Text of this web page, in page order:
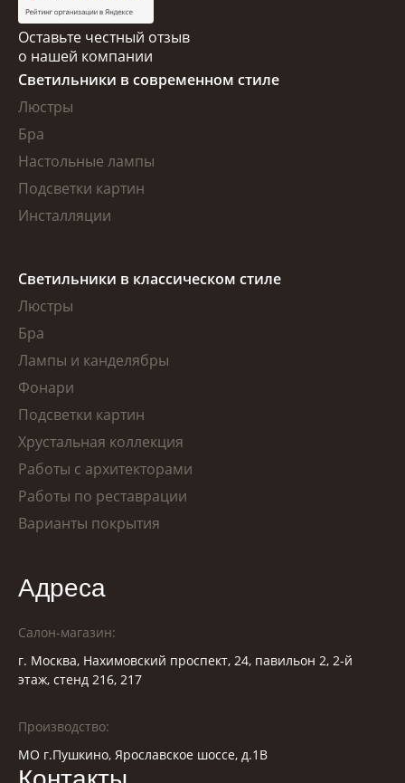
Оставьте честный отзыв
о нашей компании
Светильники в современном стиле
Люстры
Бра
Настольные лампы
Подсветки картин
Инсталляции
Светильники в классическом стиле
Люстры
Бра
Лампы и канделябры
Фонари
Подсветки картин
Хрустальная коллекция
Работы с архитекторами
Работы по реставрации
Варианты покрытия
Адреса
Салон-магазин:
г. Москва, Нахимовский проспект, 24, павильон 2, 2-й
этаж, стенд 216, 217
Производство:
МО г.Пушкино, Ярославское шоссе, д.1В